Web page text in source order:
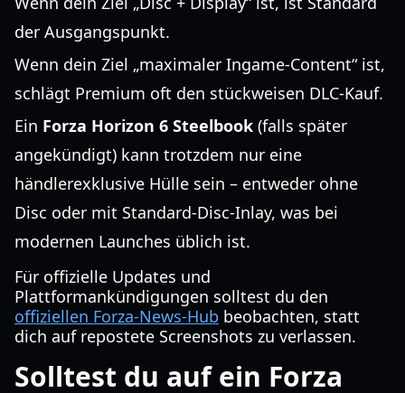
der Ausgangspunkt.
Wenn dein Ziel „maximaler Ingame-Content“ ist,
schlägt Premium oft den stückweisen DLC-Kauf.
Ein Forza Horizon 6 Steelbook (falls später
angekündigt) kann trotzdem nur eine
händlerexklusive Hülle sein – entweder ohne
Disc oder mit Standard-Disc-Inlay, was bei
modernen Launches üblich ist.
Für offizielle Updates und
Plattformankündigungen solltest du den
offiziellen Forza-News-Hub beobachten, statt
dich auf repostete Screenshots zu verlassen.
Solltest du auf ein Forza